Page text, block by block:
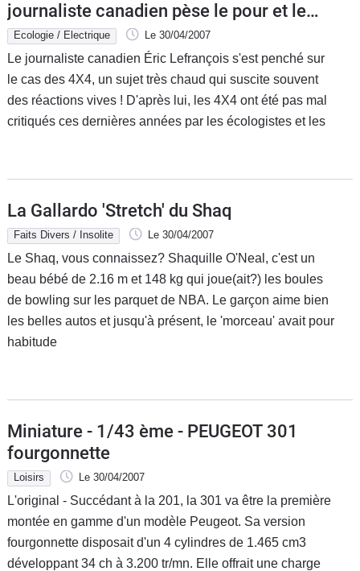
journaliste canadien pèse le pour et le
contre
Ecologie / Electrique Le 30/04/2007
Le journaliste canadien Éric Lefrançois s'est penché sur
le cas des 4X4, un sujet très chaud qui suscite souvent
des réactions vives ! D'après lui, les 4X4 ont été pas mal
critiqués ces dernières années par les écologistes et les
La Gallardo 'Stretch' du Shaq
Faits Divers / Insolite Le 30/04/2007
Le Shaq, vous connaissez? Shaquille O'Neal, c'est un
beau bébé de 2.16 m et 148 kg qui joue(ait?) les boules
de bowling sur les parquet de NBA. Le garçon aime bien
les belles autos et jusqu'à présent, le 'morceau' avait pour
habitude
Miniature - 1/43 ème - PEUGEOT 301
fourgonnette
Loisirs Le 30/04/2007
L'original - Succédant à la 201, la 301 va être la première
montée en gamme d'un modèle Peugeot. Sa version
fourgonnette disposait d'un 4 cylindres de 1.465 cm3
développant 34 ch à 3.200 tr/mn. Elle offrait une charge